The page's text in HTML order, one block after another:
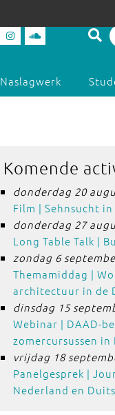
Naslagwerk
Komende
donderdag 20
Film | Sehnsucht
donderdag 27
Long Table Talk |
zondag 6
Themamiddag |
architectuur in de
dinsdag 15
Webinar | DAAD-
zomercursussen
vrijdag 18
Panelgesprek |
Nederland en